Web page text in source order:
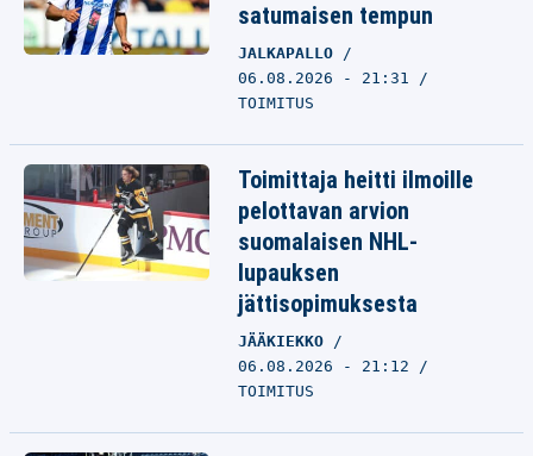
satumaisen tempun
JALKAPALLO
06.08.2026 - 21:31
TOIMITUS
Toimittaja heitti ilmoille
pelottavan arvion
suomalaisen NHL-
lupauksen
jättisopimuksesta
JÄÄKIEKKO
06.08.2026 - 21:12
TOIMITUS